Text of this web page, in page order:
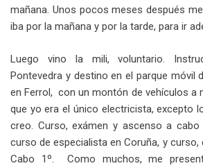
mañana. Unos pocos meses después
iba por la mañana y por la tarde, para ir
Luego vino la mili, voluntario.
Pontevedra y destino en el parque móvil
en Ferrol, con un montón de vehículos a
que yo era el único electricista, excepto
creo. Curso, exámen y ascenso a
curso de especialista en Coruña, y curso,
Cabo 1º. Como muchos, me